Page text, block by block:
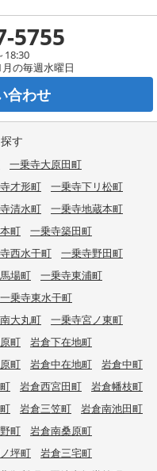
5755
18:30
の毎週水曜日
合わせ
す
一乗寺大原田町
才形町
一乗寺下リ松町
清水町
一乗寺地蔵本町
町
一乗寺築田町
西水干町
一乗寺野田町
場町
一乗寺東浦町
一乗寺東水干町
大丸町
一乗寺宮ノ東町
町
岩倉下在地町
町 岩倉中在地町
岩倉中町
岩倉西宮田町
岩倉幡枝町
岩倉三笠町
岩倉南池田町
町
岩倉南桑原町
坪町
岩倉三宅町